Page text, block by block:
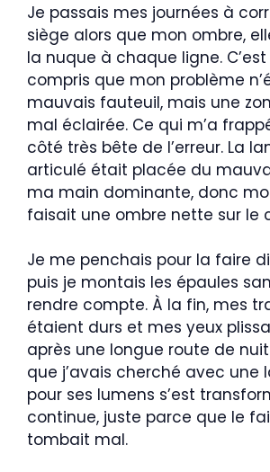
Je passais mes journées à
siège alors que mon ombre,
la nuque à chaque ligne. C’est
compris que mon problème
mauvais fauteuil, mais une
mal éclairée. Ce qui m’a
côté très bête de l’erreur. La
articulé était placée du
ma main dominante, donc
faisait une ombre nette sur le
Je me penchais pour la faire
puis je montais les épaules
rendre compte. À la fin, mes
étaient durs et mes yeux
après une longue route de
que j’avais cherché avec une
pour ses lumens s’est
continue, juste parce que le
tombait mal.